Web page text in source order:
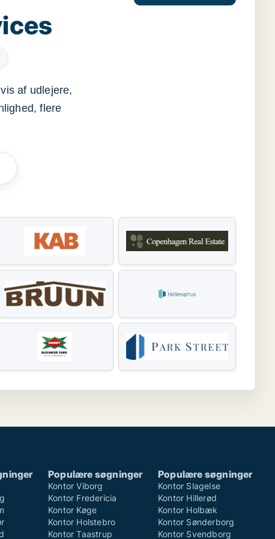
af udlejere,
flere
Populære søgninger
Kontor Viborg
Kontor Fredericia
Kontor Køge
Kontor Holstebro
Kontor Taastrup
Populære søgninger
Kontor Slagelse
Kontor Hillerød
Kontor Holbæk
Kontor Sønderborg
Kontor Svendborg